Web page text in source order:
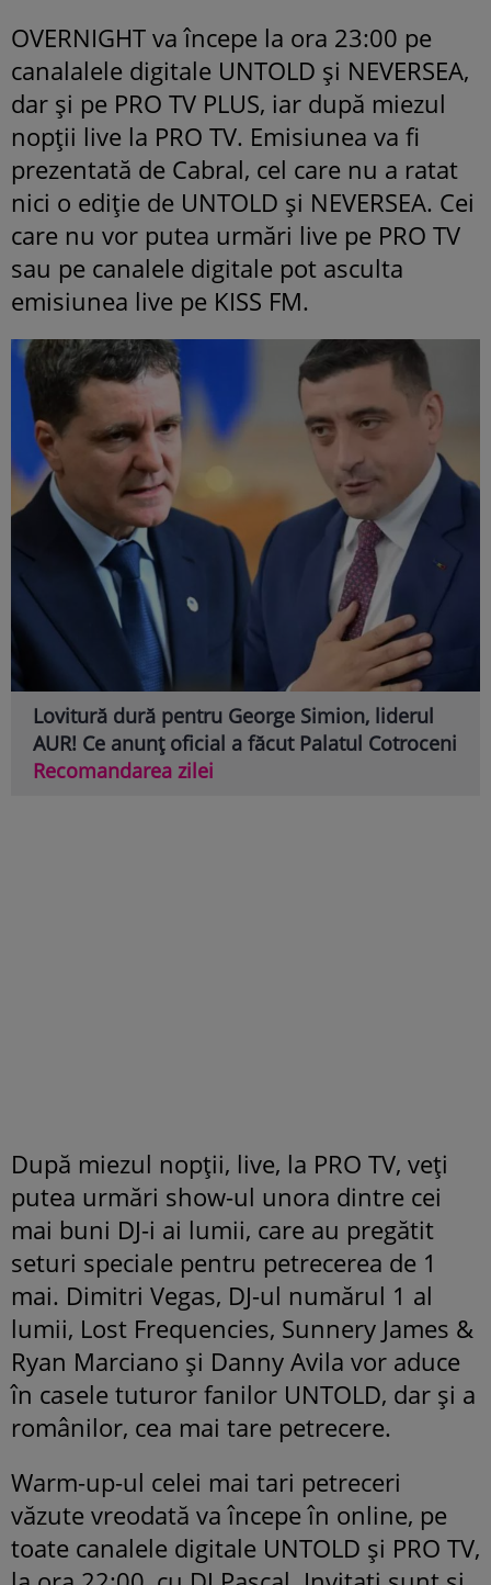
OVERNIGHT va începe la ora 23:00 pe
canalalele digitale UNTOLD și NEVERSEA,
dar și pe PRO TV PLUS, iar după miezul
nopții live la PRO TV. Emisiunea va fi
prezentată de Cabral, cel care nu a ratat
nici o ediție de UNTOLD și NEVERSEA. Cei
care nu vor putea urmări live pe PRO TV
sau pe canalele digitale pot asculta
emisiunea live pe KISS FM.
Lovitură dură pentru George Simion, liderul
AUR! Ce anunț oficial a făcut Palatul Cotroceni
Recomandarea zilei
După miezul nopții, live, la PRO TV, veți
putea urmări show-ul unora dintre cei
mai buni DJ-i ai lumii, care au pregătit
seturi speciale pentru petrecerea de 1
mai. Dimitri Vegas, DJ-ul numărul 1 al
lumii, Lost Frequencies, Sunnery James &
Ryan Marciano și Danny Avila vor aduce
în casele tuturor fanilor UNTOLD, dar și a
românilor, cea mai tare petrecere.
Warm-up-ul celei mai tari petreceri
văzute vreodată va începe în online, pe
toate canalele digitale UNTOLD și PRO TV,